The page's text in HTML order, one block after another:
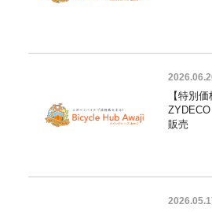
【特別
販売